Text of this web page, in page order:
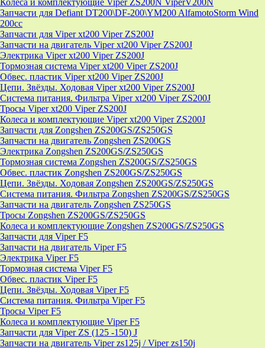
Колеса и комплектующие Viper ZS200N ViperV200N
Запчасти для Defiant DT200\DF-200\YM200 AlfamotoStorm Wind
200cc
Запчасти для Viper xt200 Viper ZS200J
Запчасти на двигатель Viper xt200 Viper ZS200J
Электрика Viper xt200 Viper ZS200J
Тормозная система Viper xt200 Viper ZS200J
Обвес. пластик Viper xt200 Viper ZS200J
Цепи. Звёзды. Ходовая Viper xt200 Viper ZS200J
Система питания. Фильтра Viper xt200 Viper ZS200J
Тросы Viper xt200 Viper ZS200J
Колеса и комплектующие Viper xt200 Viper ZS200J
Запчасти для Zongshen ZS200GS/ZS250GS
Запчасти на двигатель Zongshen ZS200GS
Электрика Zongshen ZS200GS/ZS250GS
Тормозная система Zongshen ZS200GS/ZS250GS
Обвес. пластик Zongshen ZS200GS/ZS250GS
Цепи. Звёзды. Ходовая Zongshen ZS200GS/ZS250GS
Система питания. Фильтра Zongshen ZS200GS/ZS250GS
Запчасти на двигатель Zongshen ZS250GS
Тросы Zongshen ZS200GS/ZS250GS
Колеса и комплектующие Zongshen ZS200GS/ZS250GS
Запчасти для Viper F5
Запчасти на двигатель Viper F5
Электрика Viper F5
Тормозная система Viper F5
Обвес. пластик Viper F5
Цепи. Звёзды. Ходовая Viper F5
Система питания. Фильтра Viper F5
Тросы Viper F5
Колеса и комплектующие Viper F5
Запчасти для Viper ZS (125 -150) J
Запчасти на двигатель Viper zs125j / Viper zs150j